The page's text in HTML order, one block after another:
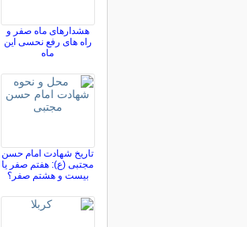
هشدارهای ماه صفر و
راه های رفع نحسی این
ماه
تاریخ شهادت امام حسن
مجتبی (ع): هفتم صفر یا
بیست و هشتم صفر؟